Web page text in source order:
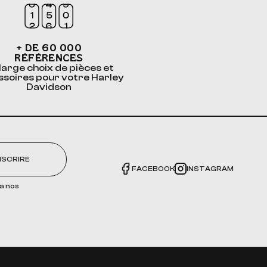
+ DE 60 000
RÉFÉRENCES
choix de pièces et
pour votre Harley
Davidson
nos
FACEBOOK INSTAGRAM